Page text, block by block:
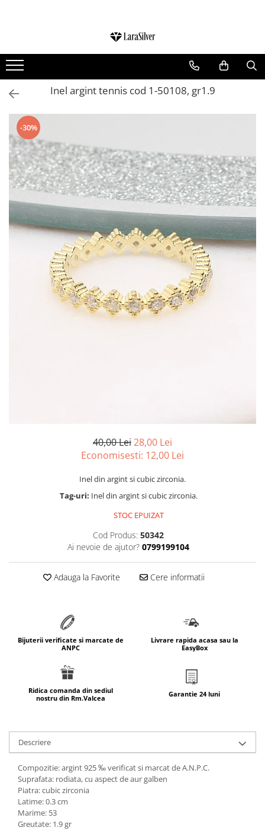
CERCEI ARGINT
BRATARI ARGINT
COLIERE ARGINT
LANTISOARE ARGINT
CRUCIULITE SI ICONITE ARGINT
PANDANTIVE ARGINT
BROSE ARGINT
VERIGHETE ARGINT
BIJUTERII ARGINT PENTRU COPII
BIJUTERII ARGINT PENTRU BARBATI
INELE ARGINT
marime reglabila
marimea 47
marimea 48
marimea 66
SETURI ARGINT
marime reglabila
marimea 51
marimea 52
marimea 54
marimea 55
marimea 56
marimea 57
marimea 58
marimea 59
marimea 60
Inel argint tennis cod 1-50108, gr1.9
-30%
40,00 Lei28,00 Lei
Economisesti: 12,00 Lei
Inel din argint si cubic zirconia.
Tag-uri: Inel din argint si cubic zirconia.
STOC EPUIZAT
Cod Produs: 50342
Ai nevoie de ajutor? 0799199104
Adauga la Favorite Cere informatii
Bijuterii verificate si marcate de
ANPC
Livrare rapida acasa sau la
EasyBox
Ridica comanda din sediul
nostru din Rm.Valcea
Garantie 24 luni
Descriere
Compozitie: argint 925 ‰ verificat si marcat de A.N.P.C.
Suprafata: rodiata, cu aspect de aur galben
Piatra: cubic zirconia
Latime: 0.3 cm
Marime: 53
Greutate: 1.9 gr